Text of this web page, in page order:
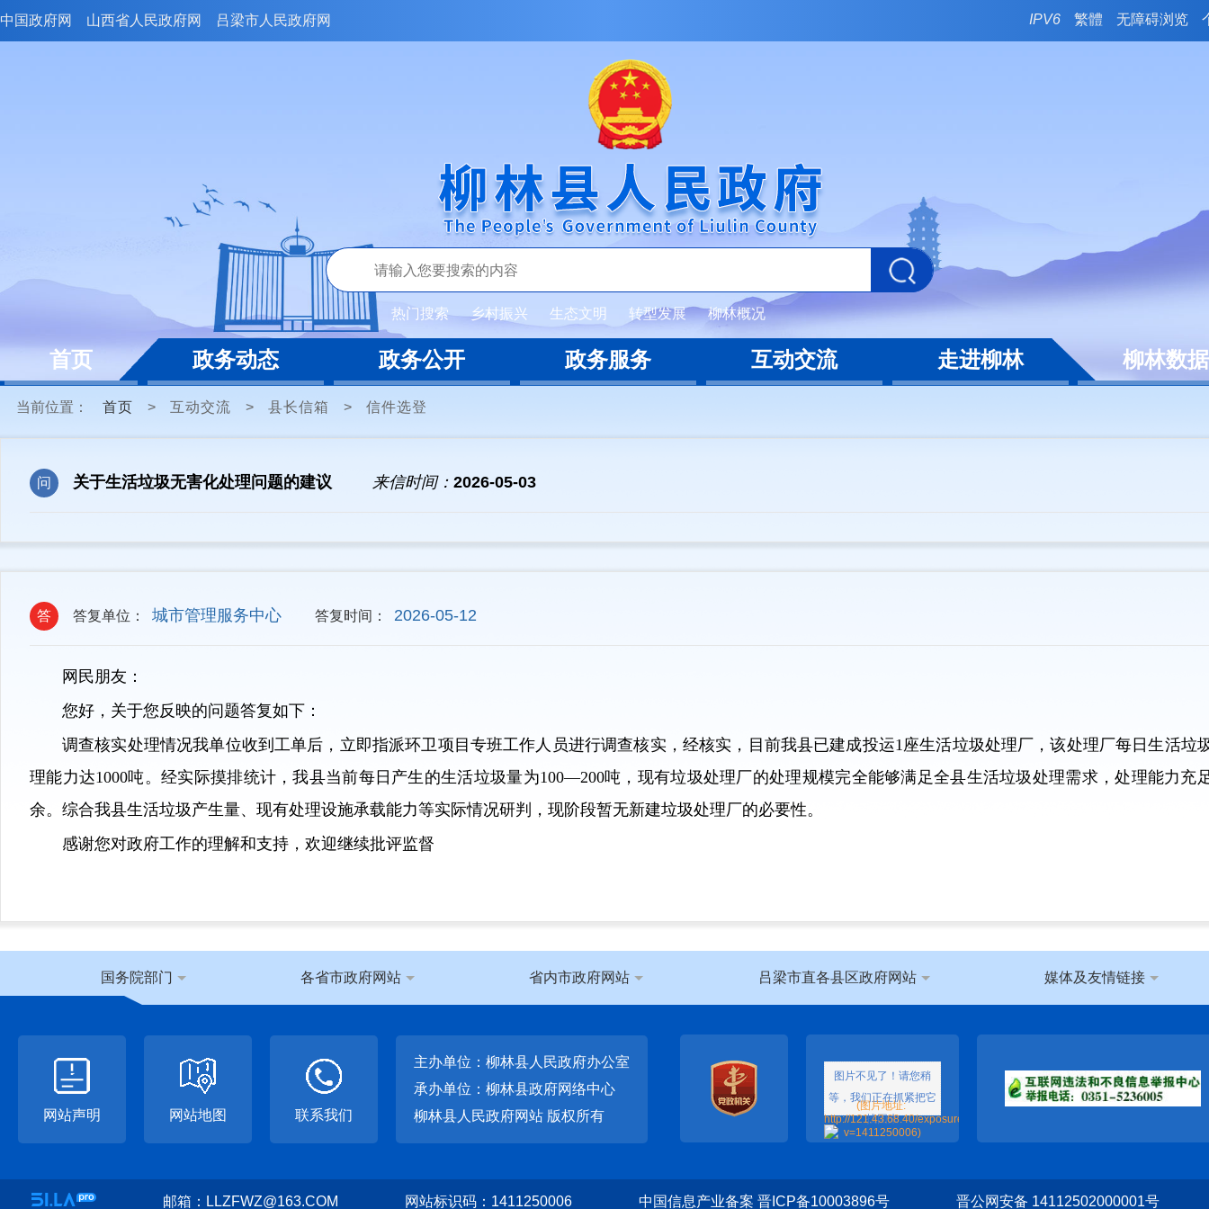
中国政府网 山西省人民政府网 吕梁市人民政府网 IPV6 繁體 无障碍浏览
热门搜索 乡村振兴 生态文明 转型发展 柳林概况
首页 政务动态 政务公开 政务服务 互动交流 走进柳林 柳林数据
当前位置： 首页 > 互动交流 > 县长信箱 > 信件选登
问 关于生活垃圾无害化处理问题的建议 来信时间： 2026-05-03
答 答复单位： 城市管理服务中心 答复时间： 2026-05-12
网民朋友：
您好，关于您反映的问题答复如下：
调查核实处理情况我单位收到工单后，立即指派环卫项目专班工作人员进行调查核实，经核实，目前我县已建成投运1座生活垃圾处理厂，该处理厂每日生活垃
理能力达1000吨。经实际摸排统计，我县当前每日产生的生活垃圾量为100—200吨，现有垃圾处理厂的处理规模完全能够满足全县生活垃圾处理需求，处理能力充
余。综合我县生活垃圾产生量、现有处理设施承载能力等实际情况研判，现阶段暂无新建垃圾处理厂的必要性。
感谢您对政府工作的理解和支持，欢迎继续批评监督
国务院部门 各省市政府网站 省内市政府网站 吕梁市直各县区政府网站 媒体及友情链接
网站声明 网站地图 联系我们
主办单位：柳林县人民政府办公室
承办单位：柳林县政府网络中心
柳林县人民政府网站 版权所有
邮箱：LLZFWZ@163.COM 网站标识码：1411250006 中国信息产业备案 晋ICP备10003896号 晋公网安备 14112502000001号